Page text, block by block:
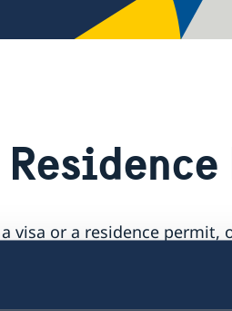
visa or a residence permit,
in Washington DC.